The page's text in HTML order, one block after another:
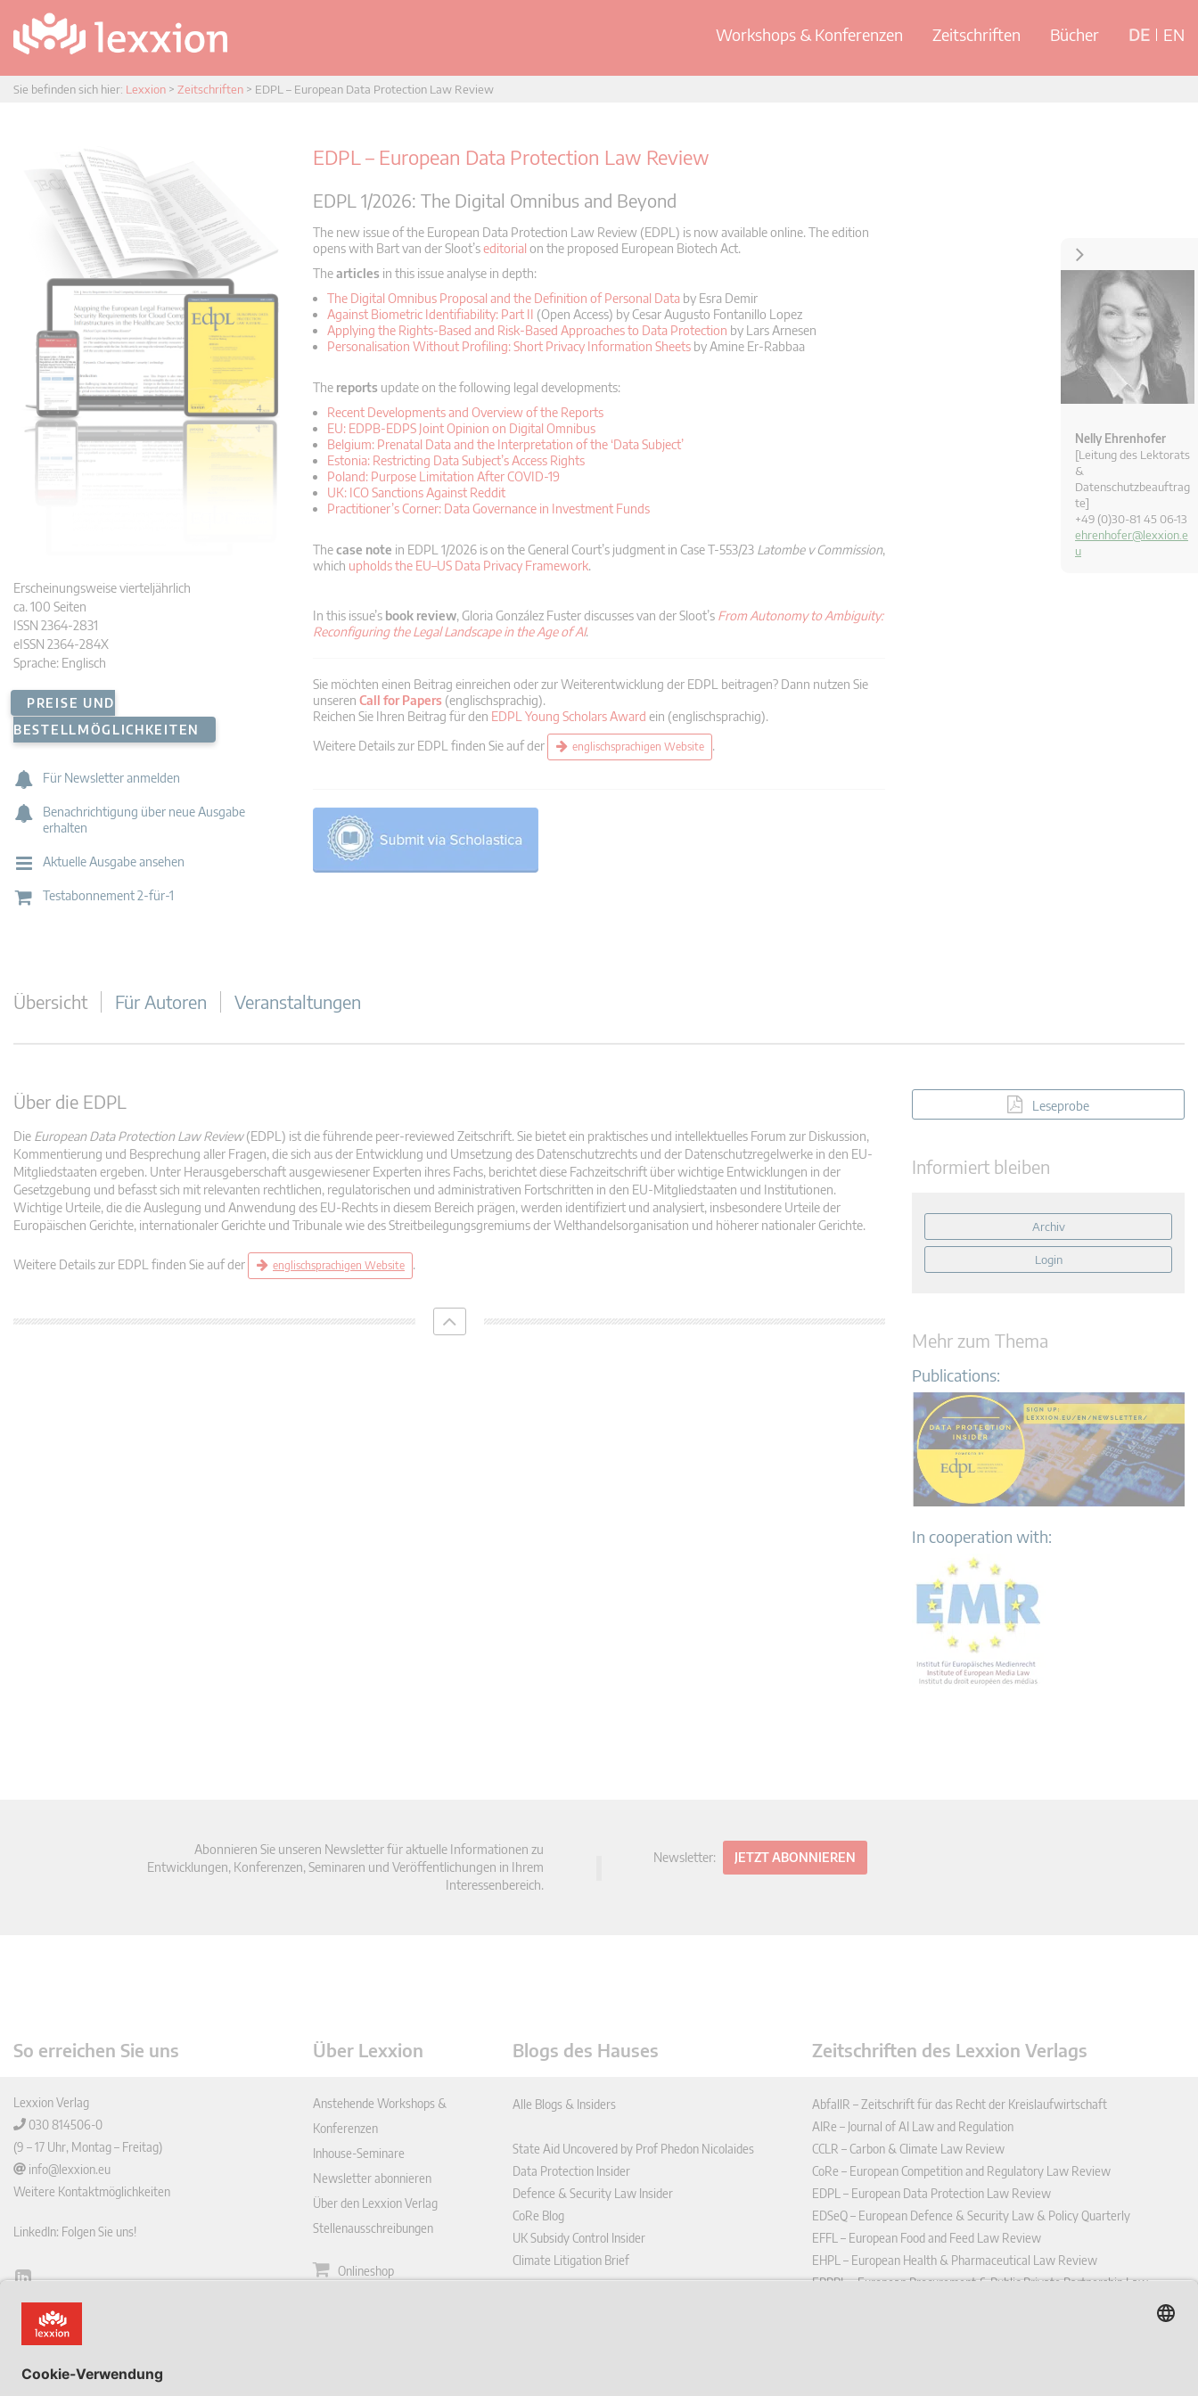
Workshops & Konferenzen Zeitschriften Bücher DE EN
Sie befinden sich hier: Lexxion > Zeitschriften > EDPL – European Data Protection Law Review
Nelly Ehrenhofer
[Leitung des Lektorats
&
Datenschutzbeauftrag
te]
+49 (0)30-81 45 06-13
ehrenhofer@lexxion.e
u
Erscheinungsweise vierteljährlich
ca. 100 Seiten
ISSN 2364-2831
eISSN 2364-284X
Sprache: Englisch
PREISE UND
BESTELLMÖGLICHKEITEN
Für Newsletter anmelden
Benachrichtigung über neue Ausgabe
erhalten
Aktuelle Ausgabe ansehen
Testabonnement 2-für-1
EDPL – European Data Protection Law Review
EDPL 1/2026: The Digital Omnibus and Beyond
The new issue of the European Data Protection Law Review (EDPL) is now available online. The edition
opens with Bart van der Sloot’seditorial on the proposed European Biotech Act.
Thearticles in this issue analyse in depth:
The Digital Omnibus Proposal and the Definition of Personal Data by Esra Demir
Against Biometric Identifiability: Part II (Open Access) by Cesar Augusto Fontanillo Lopez
Applying the Rights-Based and Risk-Based Approaches to Data Protection by Lars Arnesen
Personalisation Without Profiling: Short Privacy Information Sheets by Amine Er-Rabbaa
The reports update on the following legal developments:
Recent Developments and Overview of the Reports
EU: EDPB-EDPS Joint Opinion on Digital Omnibus
Belgium: Prenatal Data and the Interpretation of the ‘Data Subject’
Estonia: Restricting Data Subject’s Access Rights
Poland: Purpose Limitation After COVID-19
UK: ICO Sanctions Against Reddit
Practitioner’s Corner: Data Governance in Investment Funds
Thecase note in EDPL 1/2026 is on the General Court’s judgment in Case T-553/23 Latombe v Commission,
which upholds the EU–US Data Privacy Framework.
In this issue’s book review, Gloria González Fuster discusses van der Sloot’s From Autonomy to Ambiguity:
Reconfiguring the Legal Landscape in the Age of AI.
Sie möchten einen Beitrag einreichen oder zur Weiterentwicklung der EDPL beitragen? Dann nutzen Sie
unseren Call for Papers (englischsprachig).
Reichen Sie Ihren Beitrag für den EDPL Young Scholars Award ein (englischsprachig).
Weitere Details zur EDPL finden Sie auf der
englischsprachigen Website .
Übersicht Für Autoren Veranstaltungen
Über die EDPL
Die European Data Protection Law Review(EDPL) ist die führende peer-reviewed Zeitschrift. Sie bietet ein praktisches und intellektuelles Forum zur Diskussion,
Kommentierung und Besprechung aller Fragen, die sich aus der Entwicklung und Umsetzung des Datenschutzrechts und der Datenschutzregelwerke in den EU-
Mitgliedstaaten ergeben. Unter Herausgeberschaft ausgewiesener Experten ihres Fachs, berichtet diese Fachzeitschrift über wichtige Entwicklungen in der
Gesetzgebung und befasst sich mit relevanten rechtlichen, regulatorischen und administrativen Fortschritten in den EU-Mitgliedstaaten und Institutionen.
Wichtige Urteile, die die Auslegung und Anwendung des EU-Rechts in diesem Bereich prägen, werden identifiziert und analysiert, insbesondere Urteile der
Europäischen Gerichte, internationaler Gerichte und Tribunale wie des Streitbeilegungsgremiums der Welthandelsorganisation und höherer nationaler Gerichte.
Weitere Details zur EDPL finden Sie auf der englischsprachigen Website .
Leseprobe
Informiert bleiben
Archiv
Login
Mehr zum Thema
Publications:
In cooperation with:
Abonnieren Sie unseren Newsletter für aktuelle Informationen zu
Entwicklungen, Konferenzen, Seminaren und Veröffentlichungen in Ihrem
Interessenbereich.
Newsletter: JETZT ABONNIEREN
So erreichen Sie uns
Lexxion Verlag
030 814506-0
(9 – 17 Uhr, Montag – Freitag)
info@lexxion.eu
Weitere Kontaktmöglichkeiten
LinkedIn: Folgen Sie uns!
Lin
ked
English Version
This is the German version of Lexxions website.
Click below to view the English version:
Über Lexxion
Anstehende Workshops &
Konferenzen
Inhouse-Seminare
Newsletter abonnieren
Über den Lexxion Verlag
Stellenausschreibungen
Onlineshop
Blogs des Hauses
Alle Blogs & Insiders
State Aid Uncovered by Prof Phedon Nicolaides
Data Protection Insider
Defence & Security Law Insider
CoRe Blog
UK Subsidy Control Insider
Climate Litigation Brief
Zeitschriften des Lexxion Verlags
AbfallR – Zeitschrift für das Recht der Kreislaufwirtschaft
AIRe – Journal of AI Law and Regulation
CCLR – Carbon & Climate Law Review
CoRe – European Competition and Regulatory Law Review
EDPL – European Data Protection Law Review
EDSeQ – European Defence & Security Law & Policy Quarterly
EFFL – European Food and Feed Law Review
EHPL – European Health & Pharmaceutical Law Review
EPPPL – European Procurement & Public Private Partnership Law